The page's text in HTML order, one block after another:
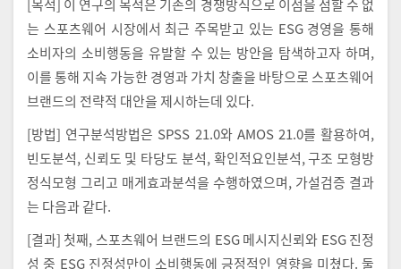
[목적] 이 연구의 목적은 기존의 경쟁방식으로 이점을 점할 수 없
는 스포츠웨어 시장에서 최근 주목받고 있는 ESG 경영을 통해
소비자의 소비행동을 유발할 수 있는 방안을 탐색하고자 하며,
이를 통해 지속 가능한 경영과 가치 창출을 바탕으로 스포츠웨어
브랜드의 전략적 대안을 제시하는데 있다.
[방법] 연구분석방법은 SPSS 21.0와 AMOS 21.0를 활용하여,
빈도분석, 신뢰도 및 타당도 분석, 확인적요인분석, 구조 모형방
정식모형 그리고 매게효과분석을 수행하였으며, 가설검증 결과
는 다음과 같다.
[결과] 첫째, 스포츠웨어 브랜드의 ESG 메시지신뢰와 ESG 진정
성 중 ESG 진정성만이 소비행동에 긍정적인 영향을 미쳤다. 둘